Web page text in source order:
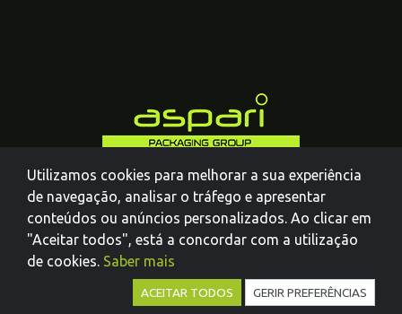
Utilizamos cookies para melhorar a sua experiência
de navegação, analisar o tráfego e apresentar
conteúdos ou anúncios personalizados. Ao clicar em
"Aceitar todos", está a concordar com a utilização
de cookies. Saber mais
ACEITAR TODOS GERIR PREFERÊNCIAS